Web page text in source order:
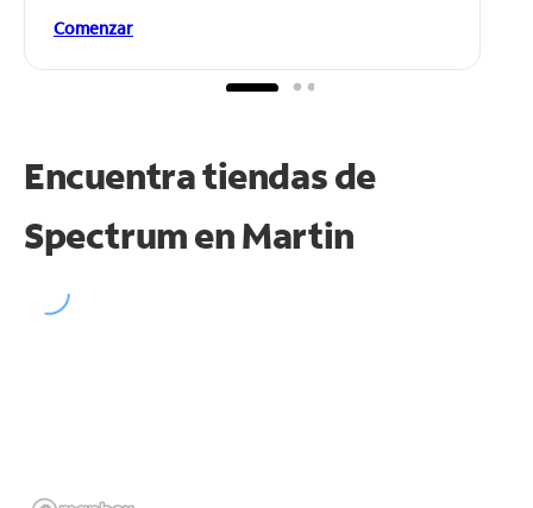
Comenzar
Encuentra tiendas de
Spectrum enMartin